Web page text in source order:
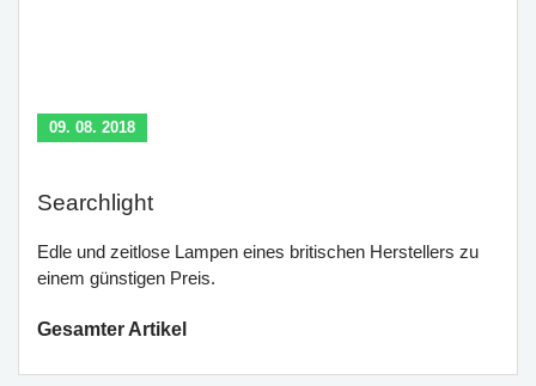
09. 08. 2018
Searchlight
Edle und zeitlose Lampen eines britischen Herstellers zu
einem günstigen Preis.
Gesamter Artikel